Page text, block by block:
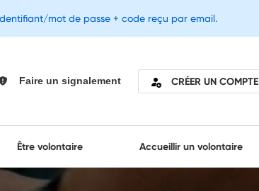
Faire un signalement CRÉER UN COMPTE
Être volontaire Accueillir un volontaire
mot de passe + code reçu par email.